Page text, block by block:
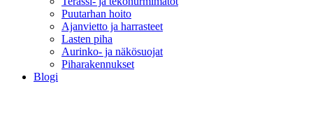
Puutarhan hoito
Ajanvietto ja harrasteet
Lasten piha
Aurinko- ja näkösuojat
Piharakennukset
Blogi